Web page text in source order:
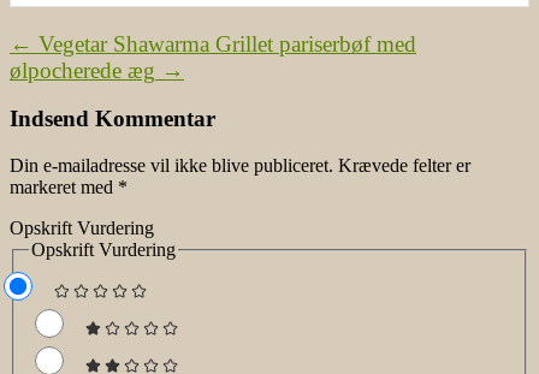
← Vegetar Shawarma Grillet pariserbøf med
ølpocherede æg →
Indsend Kommentar
Din e-mailadresse vil ikke blive publiceret. Krævede felter er
markeret med *
Opskrift Vurdering
Opskrift Vurdering